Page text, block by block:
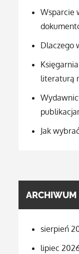
Wsparcie
Dlaczego
literaturą
Jak
ARCHIWUM
sierpień
lipiec